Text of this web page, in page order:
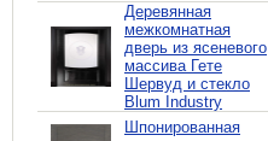
Деревянная
межкомнатная
дверь из ясеневого
массива Гете
Шервуд и стекло
Blum Industry
Шпонированная